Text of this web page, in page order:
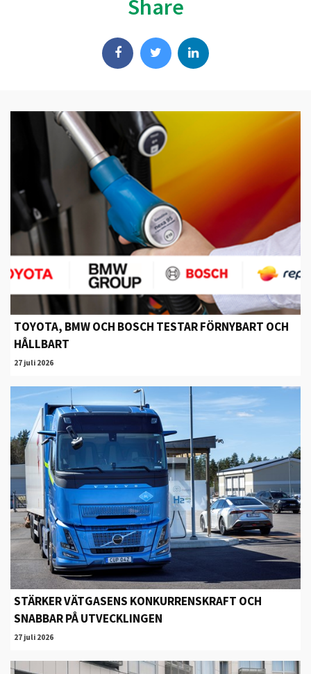
Share
TOYOTA, BMW OCH BOSCH TESTAR FÖRNYBART OCH
HÅLLBART
27 juli 2026
STÄRKER VÄTGASENS KONKURRENSKRAFT OCH
SNABBAR PÅ UTVECKLINGEN
27 juli 2026